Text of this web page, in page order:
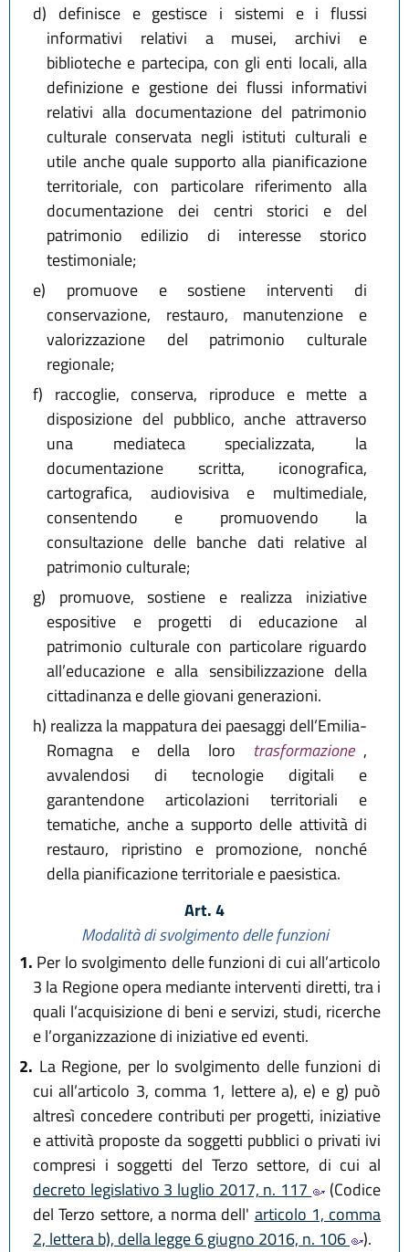
d) definisce e gestisce i sistemi e i flussi
informativi relativi a musei, archivi e
biblioteche e partecipa, con gli enti locali, alla
definizione e gestione dei flussi informativi
relativi alla documentazione del patrimonio
culturale conservata negli istituti culturali e
utile anche quale supporto alla pianificazione
territoriale, con particolare riferimento alla
documentazione dei centri storici e del
patrimonio edilizio di interesse storico
testimoniale;
e) promuove e sostiene interventi di
conservazione, restauro, manutenzione e
valorizzazione del patrimonio culturale
regionale;
f) raccoglie, conserva, riproduce e mette a
disposizione del pubblico, anche attraverso
una mediateca specializzata, la
documentazione scritta, iconografica,
cartografica, audiovisiva e multimediale,
consentendo e promuovendo la
consultazione delle banche dati relative al
patrimonio culturale;
g) promuove, sostiene e realizza iniziative
espositive e progetti di educazione al
patrimonio culturale con particolare riguardo
all’educazione e alla sensibilizzazione della
cittadinanza e delle giovani generazioni.
h) realizza la mappatura dei paesaggi dell’Emilia-
Romagna e della loro trasformazione ,
avvalendosi di tecnologie digitali e
garantendone articolazioni territoriali e
tematiche, anche a supporto delle attività di
restauro, ripristino e promozione, nonché
della pianificazione territoriale e paesistica.
Art. 4
Modalità di svolgimento delle funzioni
1. Per lo svolgimento delle funzioni di cui all’articolo
3 la Regione opera mediante interventi diretti, tra i
quali l’acquisizione di beni e servizi, studi, ricerche
e l’organizzazione di iniziative ed eventi.
2. La Regione, per lo svolgimento delle funzioni di
cui all’articolo 3, comma 1, lettere a), e) e g) può
altresì concedere contributi per progetti, iniziative
e attività proposte da soggetti pubblici o privati ivi
compresi i soggetti del Terzo settore, di cui al
decreto legislativo 3 luglio 2017, n. 117
(Codice
del Terzo settore, a norma dell' articolo 1, comma
2, lettera b), della legge 6 giugno 2016, n. 106
).